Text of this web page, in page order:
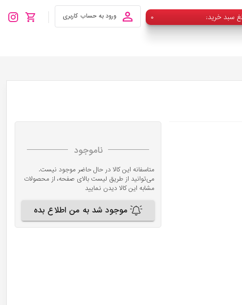
۰ سبد خرید ورود به حساب کاربری
ناموجود
متاسفانه این کالا در حال حاضر موجود نیست.
می‌توانید از طریق لیست بالای صفحه، از محصولات
مشابه این کالا دیدن نمایید
موجود شد به من اطلاع بده